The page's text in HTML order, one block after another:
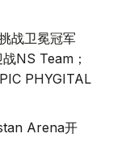
战卫冕冠军
NS Team；
PHYGITAL
Arena开